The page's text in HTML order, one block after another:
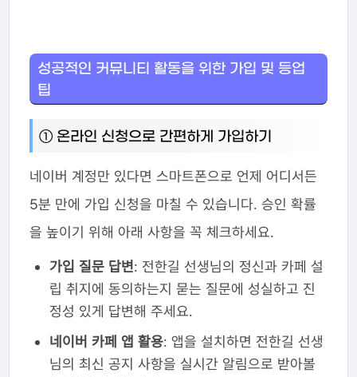
성공적인 커뮤니티 활동을 위한 가입 및 등업
팁
① 온라인 신청으로 간편하게 가입하기
네이버 계정만 있다면 스마트폰으로 언제 어디서든
5분 만에 가입 신청을 마칠 수 있습니다. 승인 확률
을 높이기 위해 아래 사항을 꼭 체크하세요.
가입 질문 답변: 전한길 선생님의 정신과 카페 설
립 취지에 동의하는지 묻는 질문에 성실하고 진
정성 있게 답변해 주세요.
네이버 카페 앱 활용: 앱을 설치하면 전한길 선생
님의 최신 공지 사항을 실시간 알림으로 받아볼